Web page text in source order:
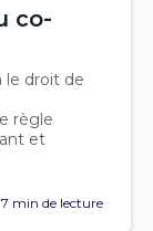
co-
le droit de
règle
et
7 min de lecture